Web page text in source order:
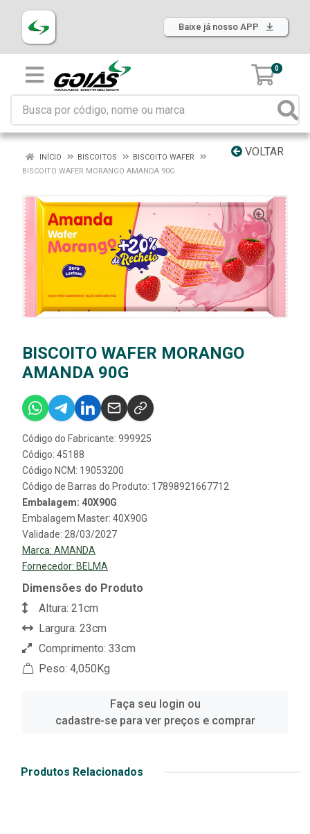
Baixe já nosso APP
0
VOLTAR
INÍCIO BISCOITOS
BISCOITO WAFER
BISCOITO WAFER MORANGO AMANDA 90G
BISCOITO WAFER MORANGO
AMANDA 90G
Código do Fabricante: 999925
Código: 45188
Código NCM: 19053200
Código de Barras do Produto: 17898921667712
Embalagem: 40X90G
Embalagem Master: 40X90G
Validade: 28/03/2027
Marca: AMANDA
Fornecedor: BELMA
Dimensões do Produto
Altura: 21cm
Largura: 23cm
Comprimento: 33cm
Peso: 4,050Kg
Faça seu login ou
cadastre-se para ver preços e comprar
Produtos Relacionados